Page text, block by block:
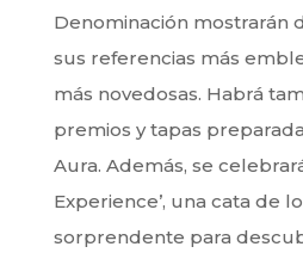
Denominación mostrarán
sus referencias más
más novedosas. Habrá
premios y tapas
Aura. Además, se
Experience’, una cata de
sorprendente para